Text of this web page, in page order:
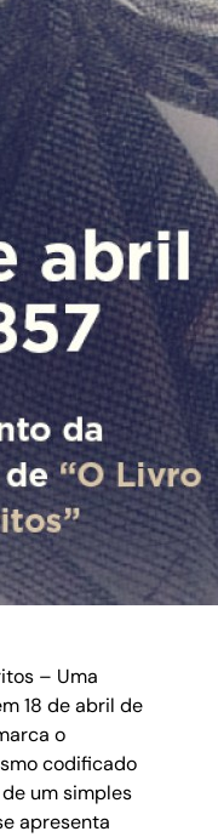
– Uma
18 de abril de
o
codificado
um simples
apresenta